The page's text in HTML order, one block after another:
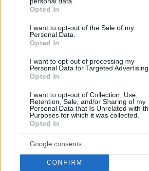
grant or deny consent to Google and its
use your data for below specified purposes
consent section.
Opted In
I want to opt-out of the Sale of my
Personal Data.
Opted In
I want to opt-out of processing my
Personal Data for Targeted Advertising.
Opted In
I want to opt-out of Collection, Use,
Retention, Sale, and/or Sharing of my
Personal Data that Is Unrelated with
Purposes for which it was collected.
Opted In
Google consents
CONFIRM
Μια βιοτεχνολόγος έχασε 10 κιλά
στερηθεί το αγαπημένο της